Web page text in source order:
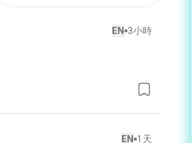
EN 3小時
EN 1天